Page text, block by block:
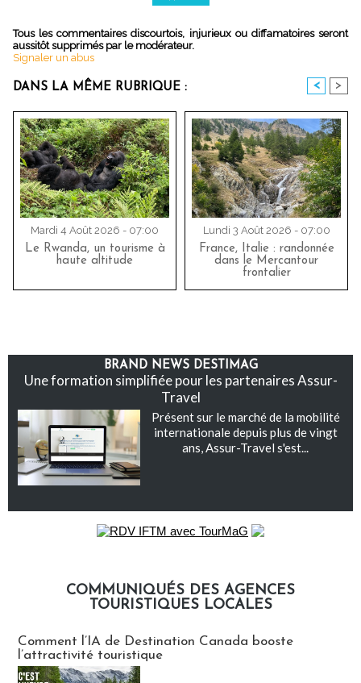
Tous les commentaires discourtois, injurieux ou diffamatoires seront
aussitôt supprimés par le modérateur.
Signaler un abus
DANS LA MÊME RUBRIQUE : < >
Mardi 4 Août 2026 - 07:00
Le Rwanda, un tourisme à
haute altitude
Lundi 3 Août 2026 - 07:00
France, Italie : randonnée
dans le Mercantour
frontalier
BRAND NEWS DESTIMAG
Une formation simplifiée pour les partenaires Assur-
Travel
Présent sur le marché de la mobilité
internationale depuis plus de vingt
ans, Assur-Travel s'est...
COMMUNIQUÉS DES AGENCES
TOURISTIQUES LOCALES
Comment l’IA de Destination Canada booste
l’attractivité touristique